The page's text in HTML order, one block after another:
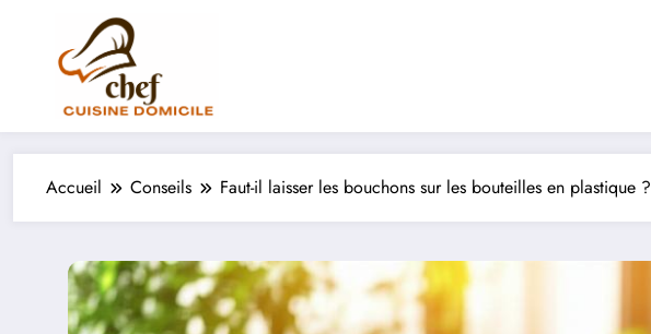
Accueil Conseils Faut-il laisser les bouchons sur les bouteilles en plastique ?